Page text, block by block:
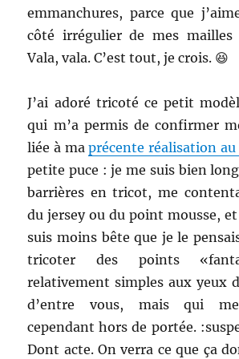
emmanchures, parce que
côté irrégulier de mes mailles
Vala, vala. C’est tout, je crois. 😆
J’ai adoré tricoté ce petit
qui m’a permis de confirmer
liée à maprécente réalisation
petite puce : je me suis bien
barrières en tricot, me
du jersey ou du point mousse,
suis moins bête que je le
tricoter des points
relativement simples aux yeux
d’entre vous, mais qui me
cependant hors de portée.
Dont acte. On verra ce que ça